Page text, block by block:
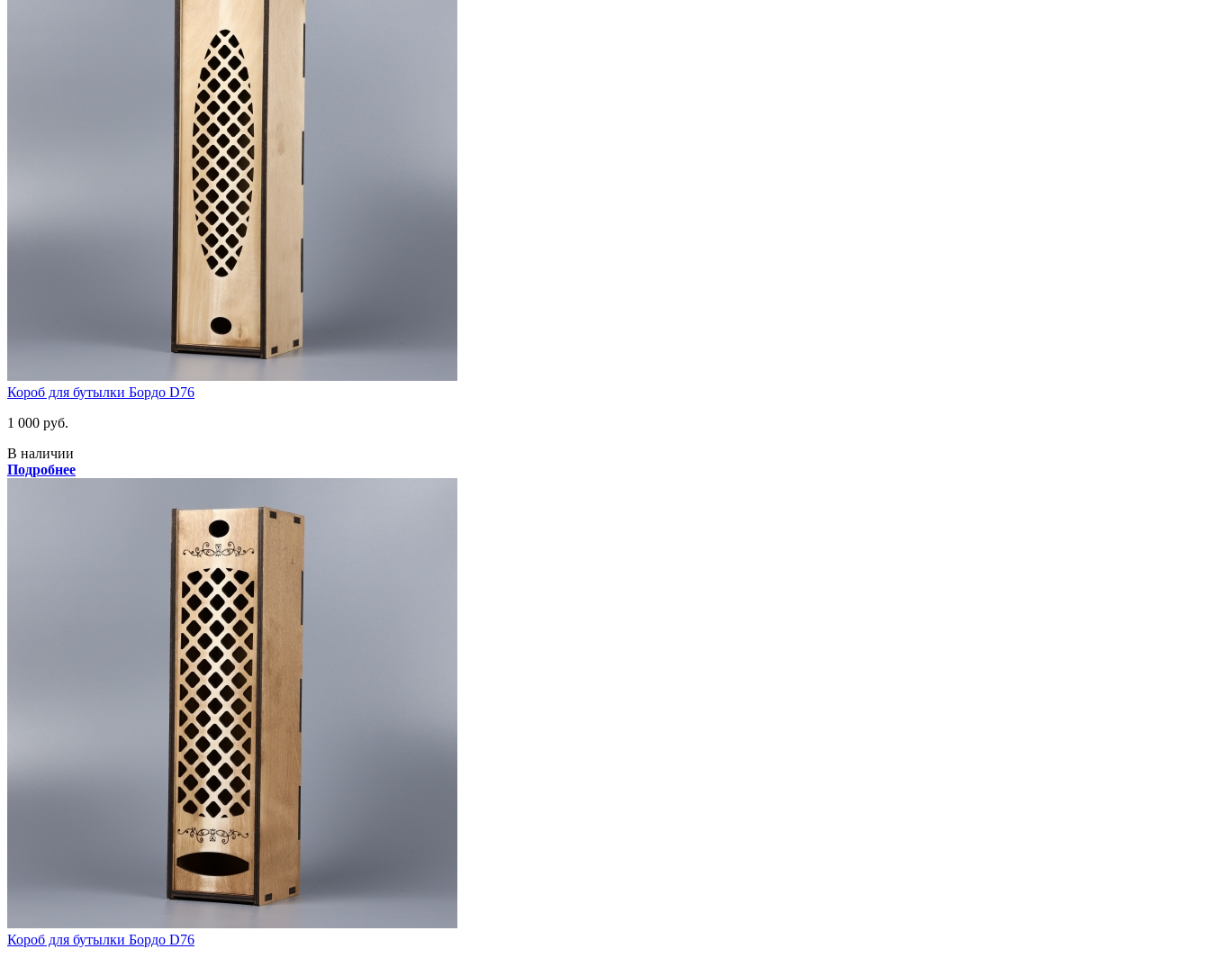
Короб для бутылки Бордо D76
1 000 руб.
В наличии
Подробнее
Короб для бутылки Бордо D76